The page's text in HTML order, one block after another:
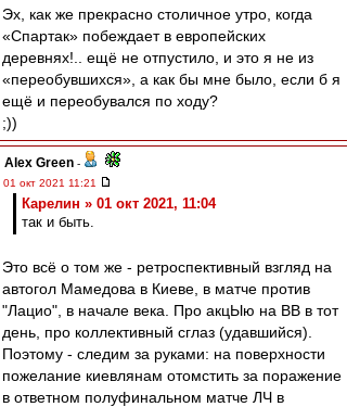
Эх, как же прекрасно столичное утро, когда
«Спартак» побеждает в европейских
деревнях!.. ещё не отпустило, и это я не из
«переобувшихся», а как бы мне было, если б я
ещё и переобувался по ходу?
;))
Alex Green -
01 окт 2021 11:21
Карелин » 01 окт 2021, 11:04
так и быть.
Это всё о том же - ретроспективный взгляд на
автогол Мамедова в Киеве, в матче против
"Лацио", в начале века. Про акцЫю на ВВ в тот
день, про коллективный сглаз (удавшийся).
Поэтому - следим за руками: на поверхности
пожелание киевлянам отомстить за поражение
в ответном полуфинальном матче ЛЧ в